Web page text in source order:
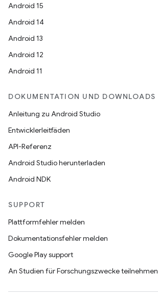
Android 15
Android 14
Android 13
Android 12
Android 11
DOKUMENTATION UND DOWNLOADS
Anleitung zu Android Studio
Entwicklerleitfäden
API-Referenz
Android Studio herunterladen
Android NDK
SUPPORT
Plattformfehler melden
Dokumentationsfehler melden
Google Play support
An Studien für Forschungszwecke teilnehmen